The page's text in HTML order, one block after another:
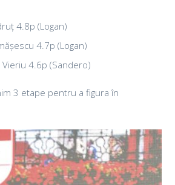
4.8p (Logan)
4.7p (Logan)
4.6p (Sandero)
3 etape pentru a figura în